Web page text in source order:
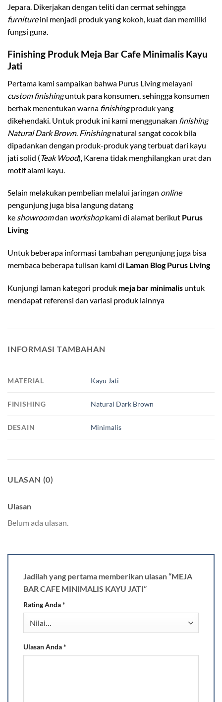
Jepara. Dikerjakan dengan teliti dan cermat sehingga
furnitureini menjadi produk yang kokoh, kuat dan memiliki
fungsi guna.
Finishing Produk Meja Bar Cafe Minimalis Kayu
Jati
Pertama kami sampaikan bahwa Purus Living melayani
custom finishinguntuk para konsumen, sehingga konsumen
berhak menentukan warna finishingproduk yang
dikehendaki. Untuk produk ini kami menggunakan finishing
Natural Dark Brown. Finishingnatural sangat cocok bila
dipadankan dengan produk-produk yang terbuat dari kayu
jati solid (Teak Wood), Karena tidak menghilangkan urat dan
motif alami kayu.
Selain melakukan pembelian melalui jaringan online
pengunjung juga bisa langung datang
ke showroomdan workshopkami di alamat berikut Purus
Living
Untuk beberapa informasi tambahan pengunjung juga bisa
membaca beberapa tulisan kami di Laman Blog Purus Living
Kunjungi laman kategori produk meja bar minimalis untuk
mendapat referensi dan variasi produk lainnya
INFORMASI TAMBAHAN
MATERIAL Kayu Jati
FINISHING Natural Dark Brown
DESAIN Minimalis
ULASAN (0)
Ulasan
Belum ada ulasan.
Jadilah yang pertama memberikan ulasan “MEJA
BAR CAFE MINIMALIS KAYU JATI”
Rating Anda*
Ulasan Anda*